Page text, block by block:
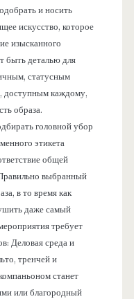
и носить
искусство, которое
изысканного
быть деталью для
статусным
доступным каждому,
образа.
головной убор
этикета
общей
выбранный
в то время как
даже самый
требует
Деловая среда и
тренчей и
станет
или благородный